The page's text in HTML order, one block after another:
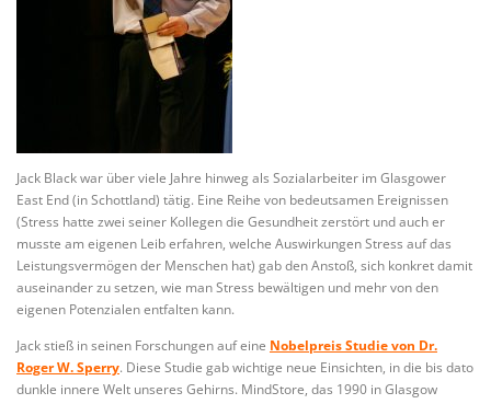
Jack Black war über viele Jahre hinweg als Sozialarbeiter im Glasgower
East End (in Schottland) tätig. Eine Reihe von bedeutsamen Ereignissen
(Stress hatte zwei seiner Kollegen die Gesundheit zerstört und auch er
musste am eigenen Leib erfahren, welche Auswirkungen Stress auf das
Leistungsvermögen der Menschen hat) gab den Anstoß, sich konkret damit
auseinander zu setzen, wie man Stress bewältigen und mehr von den
eigenen Potenzialen entfalten kann.
Jack stieß in seinen Forschungen auf eine Nobelpreis Studie von Dr.
Roger W. Sperry. Diese Studie gab wichtige neue Einsichten, in die bis dato
dunkle innere Welt unseres Gehirns. MindStore, das 1990 in Glasgow